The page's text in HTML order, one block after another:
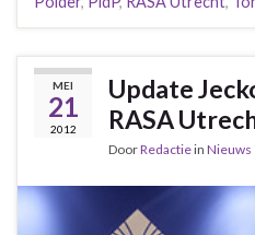
MEI
21
2012
Update
RASA
DoorRedactiein Nieuws